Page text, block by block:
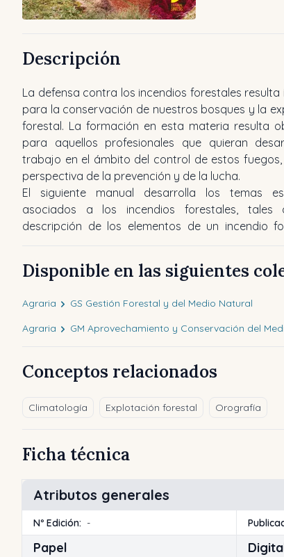
Descripción
La defensa contra los incendios forestales resulta
para la conservación de nuestros bosques y la
forestal. La formación en esta materia resulta
para aquellos profesionales que quieran
trabajo en el ámbito del control de estos fuegos,
perspectiva de la prevención y de la lucha.
El siguiente manual desarrolla los temas
asociados a los incendios forestales, tales
descripción de los elementos de un incendio
Disponible en las siguientes
Agraria
GS Gestión Forestal y del Medio Natural
Agraria
GM Aprovechamiento y Conservación del
Conceptos relacionados
Climatología Explotación forestal Orografía
Ficha técnica
Atributos generales
Nº Edición: -
Papel